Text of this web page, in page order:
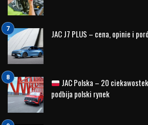
JAC J7 PLUS – cena, opinie i
JAC Polska – 20
podbija polski rynek